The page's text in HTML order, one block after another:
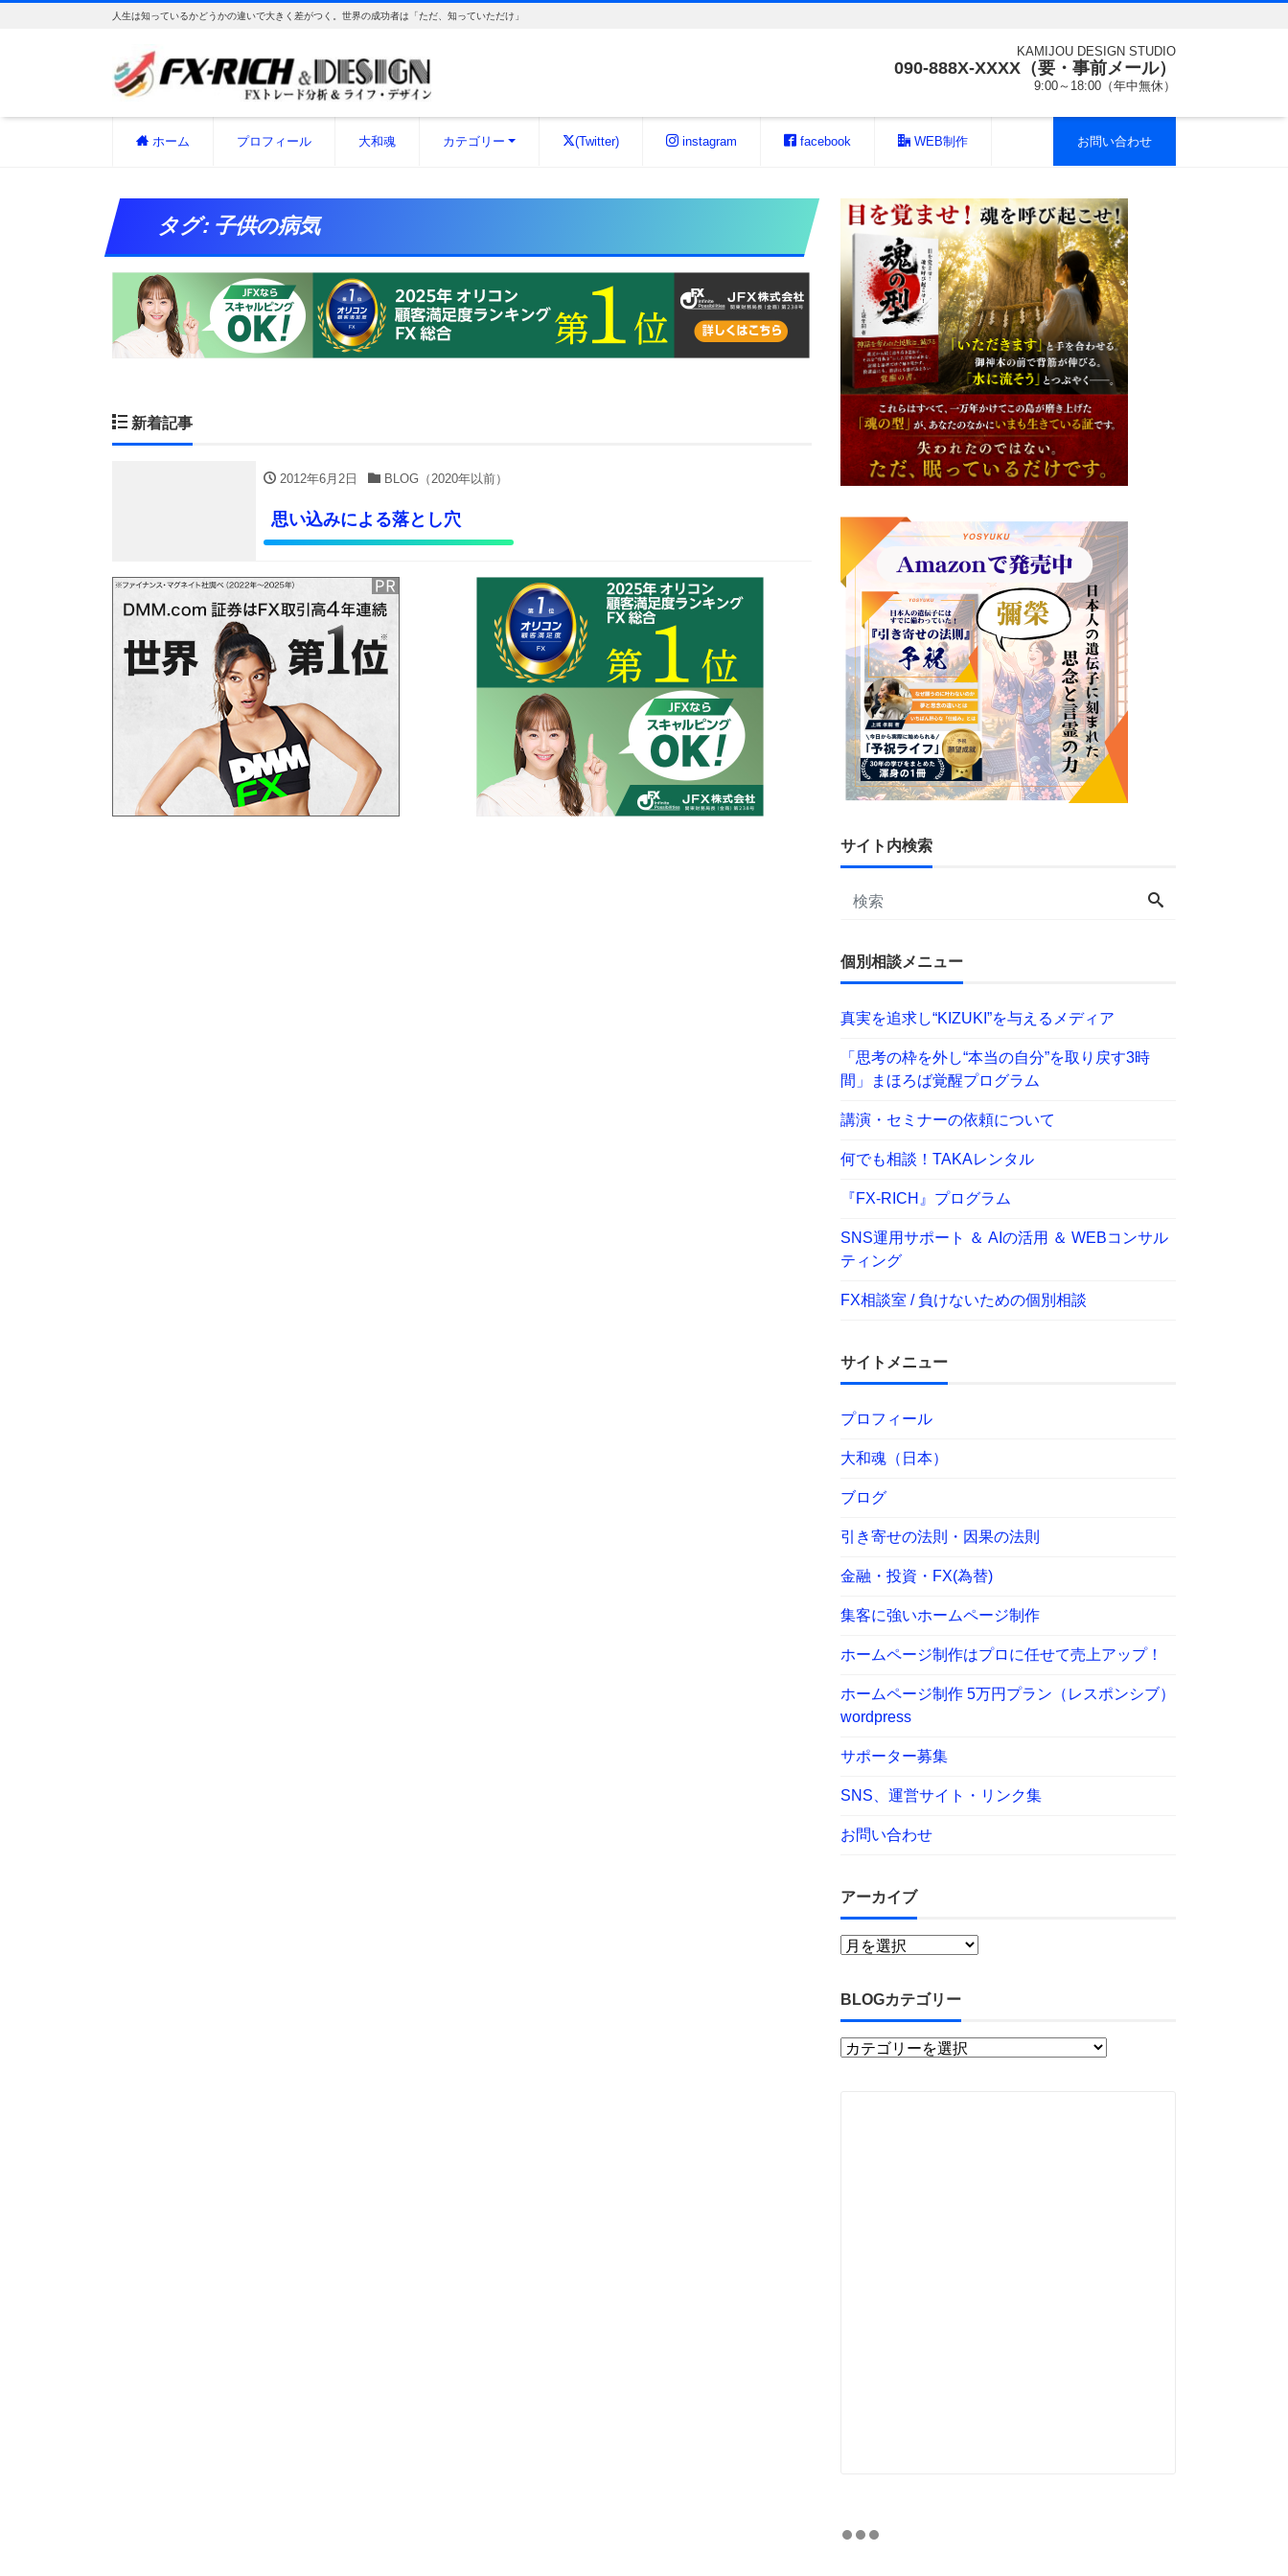
人生は知っているかどうかの違いで大きく差がつく。世界の成功者は「ただ、知っていただけ」
KAMIJOU DESIGN STUDIO
090-888X-XXXX（要・事前メール）
9:00～18:00（年中無休）
ホーム プロフィール 大和魂 カテゴリー (Twitter) instagram facebook WEB制作 お問い合わせ
タグ:子供の病気
新着記事
2012年6月2日 BLOG（2020年以前）
思い込みによる落とし穴
サイト内検索
個別相談メニュー
真実を追求し“KIZUKI”を与えるメディア
「思考の枠を外し“本当の自分”を取り戻す3時
間」まほろば覚醒プログラム
講演・セミナーの依頼について
何でも相談！TAKAレンタル
『FX-RICH』プログラム
SNS運用サポート ＆ AIの活用 ＆ WEBコンサル
ティング
FX相談室 / 負けないための個別相談
サイトメニュー
プロフィール
大和魂（日本）
ブログ
引き寄せの法則・因果の法則
金融・投資・FX(為替)
集客に強いホームページ制作
ホームページ制作はプロに任せて売上アップ！
ホームページ制作 5万円プラン（レスポンシブ）
wordpress
サポーター募集
SNS、運営サイト・リンク集
お問い合わせ
アーカイブ
BLOGカテゴリー